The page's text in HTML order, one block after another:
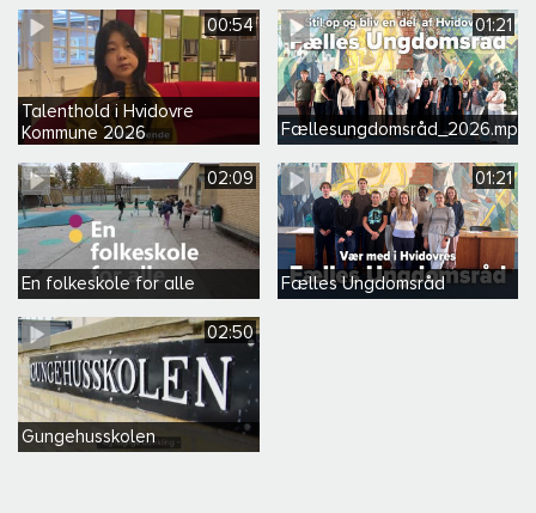
00:54
Talenthold i Hvidovre
Kommune 2026
01:21
Fællesungdomsråd_2026.mp4
02:09
En folkeskole for alle
01:21
Fælles Ungdomsråd
02:50
Gungehusskolen